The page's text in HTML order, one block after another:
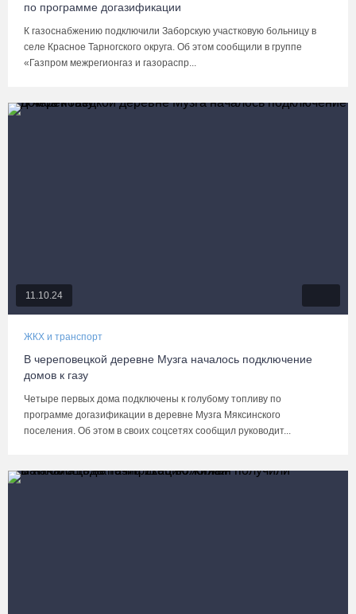
по программе догазификации
К газоснабжению подключили Заборскую участковую больницу в
селе Красное Тарногского округа. Об этом сообщили в группе
«Газпром межрегионгаз и газораспр...
11.10.24
ЖКХ и транспорт
В череповецкой деревне Музга началось подключение
домов к газу
Четыре первых дома подключены к голубому топливу по
программе догазификации в деревне Музга Мяксинского
поселения. Об этом в своих соцсетях сообщил руководит...